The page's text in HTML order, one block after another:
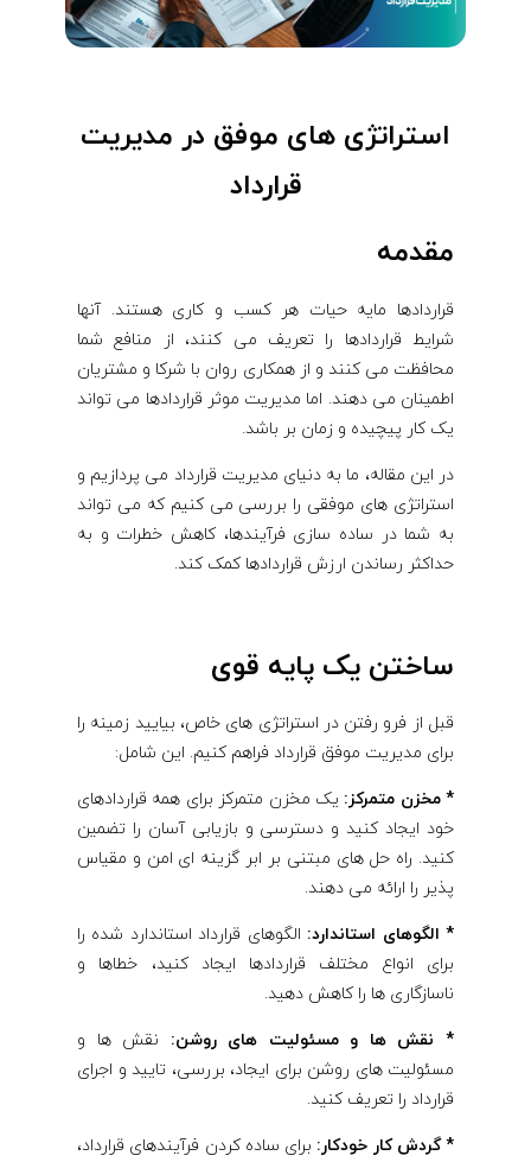
استراتژی های موفق در مدیریت
قرارداد
مقدمه
قراردادها مایه حیات هر کسب و کاری هستند. آنها
شرایط قراردادها را تعریف می کنند، از منافع شما
محافظت می کنند و از همکاری روان با شرکا و مشتریان
اطمینان می دهند. اما مدیریت موثر قراردادها می تواند
یک کار پیچیده و زمان بر باشد.
در این مقاله، ما به دنیای مدیریت قرارداد می پردازیم و
استراتژی های موفقی را بررسی می کنیم که می تواند
به شما در ساده سازی فرآیندها، کاهش خطرات و به
حداکثر رساندن ارزش قراردادها کمک کند.
ساختن یک پایه قوی
قبل از فرو رفتن در استراتژی های خاص، بیایید زمینه را
برای مدیریت موفق قرارداد فراهم کنیم. این شامل:
* مخزن متمرکز: یک مخزن متمرکز برای همه قراردادهای
خود ایجاد کنید و دسترسی و بازیابی آسان را تضمین
کنید. راه حل های مبتنی بر ابر گزینه ای امن و مقیاس
پذیر را ارائه می دهند.
* الگوهای استاندارد: الگوهای قرارداد استاندارد شده را
برای انواع مختلف قراردادها ایجاد کنید، خطاها و
ناسازگاری ها را کاهش دهید.
* نقش ها و مسئولیت های روشن: نقش ها و
مسئولیت های روشن برای ایجاد، بررسی، تایید و اجرای
قرارداد را تعریف کنید.
* گردش کار خودکار: برای ساده کردن فرآیندهای قرارداد،